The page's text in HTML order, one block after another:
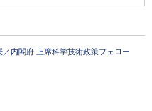
内閣府 上席科学技術政策フェロー